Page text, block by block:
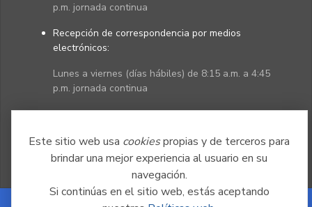
Este sitio web usa cookiespropias y de terceros para
brindar una mejor experiencia al usuario en su
navegación.
Si continúas en el sitio web, estás aceptando
p.m. jornada continua
Recepción de correspondencia por medios
electrónicos:
Lunes a viernes (días hábiles) de 8:15 a.m. a 4:45
p.m. jornada continua